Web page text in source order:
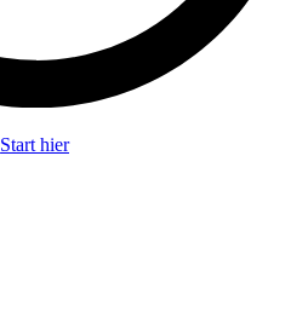
Start hier